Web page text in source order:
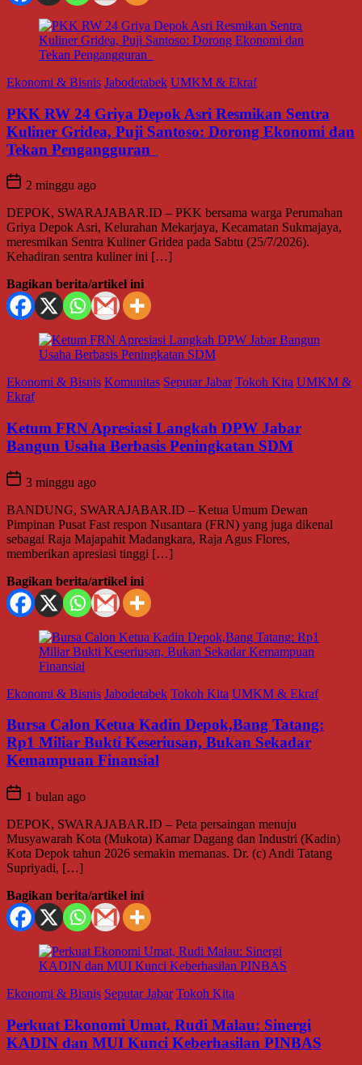
Ekonomi & Bisnis Jabodetabek UMKM & Ekraf
PKK RW 24 Griya Depok Asri Resmikan Sentra
Kuliner Gridea, Puji Santoso: Dorong Ekonomi dan
Tekan Pengangguran
2 minggu ago
DEPOK, SWARAJABAR.ID – PKK bersama warga Perumahan
Griya Depok Asri, Kelurahan Mekarjaya, Kecamatan Sukmajaya,
meresmikan Sentra Kuliner Gridea pada Sabtu (25/7/2026).
Kehadiran sentra kuliner ini […]
Bagikan berita/artikel ini
Ekonomi & Bisnis Komunitas Seputar Jabar Tokoh Kita UMKM &
Ekraf
Ketum FRN Apresiasi Langkah DPW Jabar
Bangun Usaha Berbasis Peningkatan SDM
3 minggu ago
BANDUNG, SWARAJABAR.ID – Ketua Umum Dewan
Pimpinan Pusat Fast respon Nusantara (FRN) yang juga dikenal
sebagai Raja Majapahit Madangkara, Raja Agus Flores,
memberikan apresiasi tinggi […]
Bagikan berita/artikel ini
Ekonomi & Bisnis Jabodetabek Tokoh Kita UMKM & Ekraf
Bursa Calon Ketua Kadin Depok,Bang Tatang:
Rp1 Miliar Bukti Keseriusan, Bukan Sekadar
Kemampuan Finansial
1 bulan ago
DEPOK, SWARAJABAR.ID – Peta persaingan menuju
Musyawarah Kota (Mukota) Kamar Dagang dan Industri (Kadin)
Kota Depok tahun 2026 semakin memanas. Dr. (c) Andi Tatang
Supriyadi, […]
Bagikan berita/artikel ini
Ekonomi & Bisnis Seputar Jabar Tokoh Kita
Perkuat Ekonomi Umat, Rudi Malau: Sinergi
KADIN dan MUI Kunci Keberhasilan PINBAS